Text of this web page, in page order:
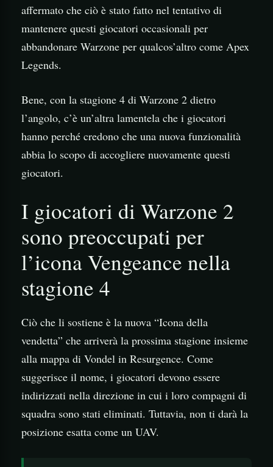
affermato che ciò è stato fatto nel tentativo di
mantenere questi giocatori occasionali per
abbandonare Warzone per qualcos’altro come Apex
Legends.
Bene, con la stagione 4 di Warzone 2 dietro
l’angolo, c’è un’altra lamentela che i giocatori
hanno perché credono che una nuova funzionalità
abbia lo scopo di accogliere nuovamente questi
giocatori.
I giocatori di Warzone 2
sono preoccupati per
l’icona Vengeance nella
stagione 4
Ciò che li sostiene è la nuova “Icona della
vendetta” che arriverà la prossima stagione insieme
alla mappa di Vondel in Resurgence. Come
suggerisce il nome, i giocatori devono essere
indirizzati nella direzione in cui i loro compagni di
squadra sono stati eliminati. Tuttavia, non ti darà la
posizione esatta come un UAV.